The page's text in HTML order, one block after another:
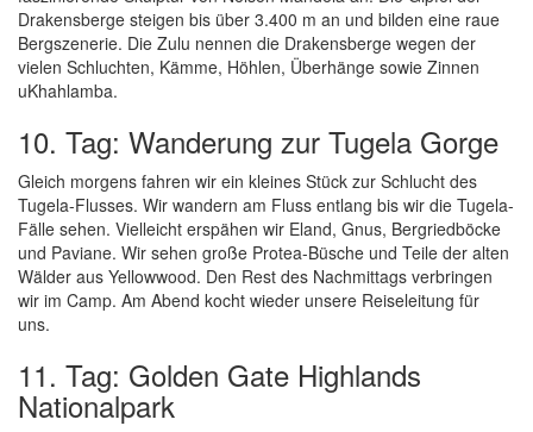
Drakensberge steigen bis über 3.400 m an und bilden eine raue
Bergszenerie. Die Zulu nennen die Drakensberge wegen der
vielen Schluchten, Kämme, Höhlen, Überhänge sowie Zinnen
uKhahlamba.
10. Tag: Wanderung zur Tugela Gorge
Gleich morgens fahren wir ein kleines Stück zur Schlucht des
Tugela-Flusses. Wir wandern am Fluss entlang bis wir die Tugela-
Fälle sehen. Vielleicht erspähen wir Eland, Gnus, Bergriedböcke
und Paviane. Wir sehen große Protea-Büsche und Teile der alten
Wälder aus Yellowwood. Den Rest des Nachmittags verbringen
wir im Camp. Am Abend kocht wieder unsere Reiseleitung für
uns.
11. Tag: Golden Gate Highlands
Nationalpark